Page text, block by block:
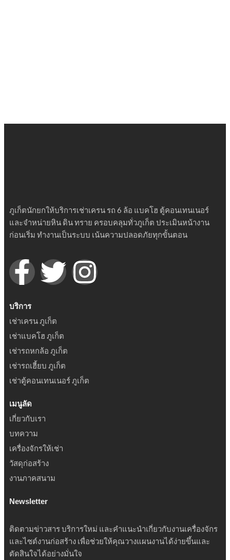
ภูเก็ตนักยกให้บริการเช่าเครน รถ 6 ล้อ แบคโฮ ตู้คอนเทนเนอร์
และจำหน่ายหิน ดิน ทราย ครอบคลุมทั่วภูเก็ต ประเมินหน้างาน
ก่อนเริ่ม ทำงานเป็นระบบ เน้นความปลอดภัยทุกขั้นตอน
บริการ
เช่าเครน ภูเก็ต
เช่าแบคโฮ ภูเก็ต
เช่ารถหกล้อ ภูเก็ต
เช่ารถเฮี้ยบ ภูเก็ต
เช่าตู้คอนเทนเนอร์ ภูเก็ต
เมนูลัด
เกี่ยวกับเรา
บทความ
เครื่องจักรให้เช่า
วัสดุก่อสร้าง
งานภาคสนาม
Newsletter
ติดตามข่าวสาร บริการใหม่ และคำแนะนำเกี่ยวกับงานเครื่องจักร
และไซต์งานก่อสร้าง เพื่อช่วยให้คุณวางแผนงานได้ง่ายขึ้นและ
ตัดสินใจได้อย่างมั่นใจ